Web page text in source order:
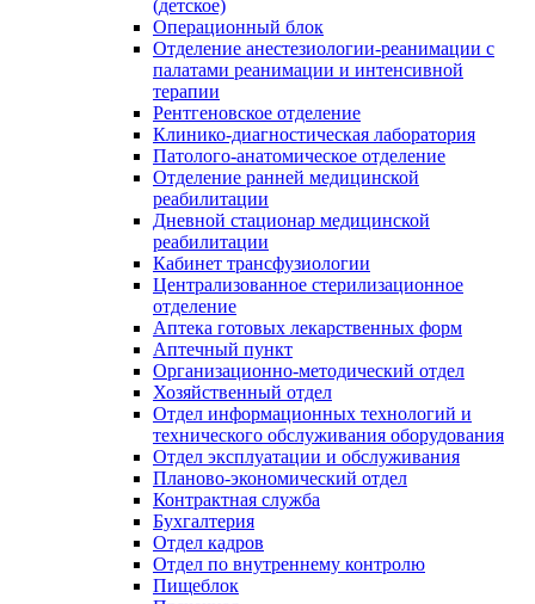
(детское)
Операционный блок
Отделение анестезиологии-реанимации с
палатами реанимации и интенсивной
терапии
Рентгеновское отделение
Клинико-диагностическая лаборатория
Патолого-анатомическое отделение
Отделение ранней медицинской
реабилитации
Дневной стационар медицинской
реабилитации
Кабинет трансфузиологии
Централизованное стерилизационное
отделение
Аптека готовых лекарственных форм
Аптечный пункт
Организационно-методический отдел
Хозяйственный отдел
Отдел информационных технологий и
технического обслуживания оборудования
Отдел эксплуатации и обслуживания
Планово-экономический отдел
Контрактная служба
Бухгалтерия
Отдел кадров
Отдел по внутреннему контролю
Пищеблок